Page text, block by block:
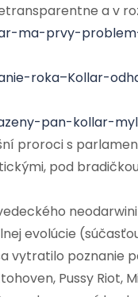
a v
ma-prvy-
roka–Kollar-
pan-kollar-
proroci s
pod
evolúcie
vytratilo poznanie
Pussy Riot,